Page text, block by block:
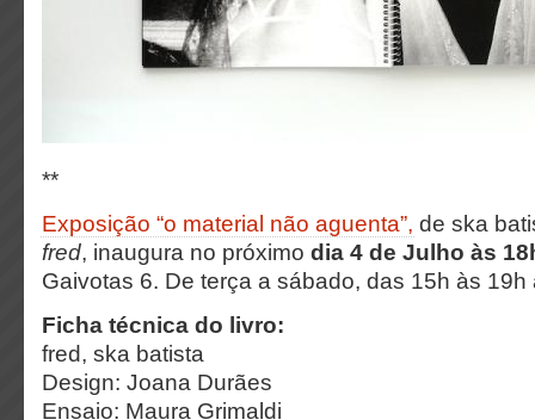
**
Exposição “o material não aguenta”, de ska
fred, inaugura no próximo dia 4 de Julho às
Gaivotas 6. De terça a sábado, das 15h às 19h
Ficha técnica do livro:
fred, ska batista
Design: Joana Durães
Ensaio: Maura Grimaldi